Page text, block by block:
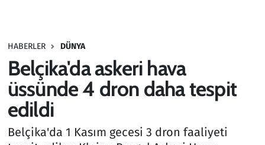
HABERLER DÜNYA
Belçika'da askeri hava
üssünde 4 dron daha tespit
edildi
Belçika'da 1 Kasım gecesi 3 dron faaliyeti
Haber
Kültür Sanat
Kurumsal Haberler
Lezzet Durağı